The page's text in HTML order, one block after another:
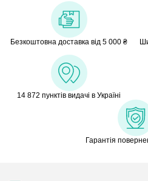
Безкоштовна доставка від 5 000 ₴
14 872 пунктів видачі в Україні
Гарантія